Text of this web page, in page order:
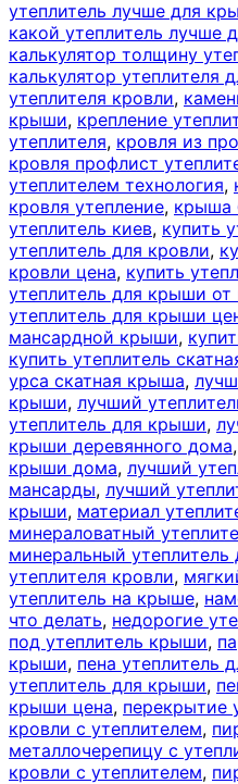
утеплитель лучше для
какой утеплитель лучше
калькулятор толщину
калькулятор утеплителя
утеплителя кровли,
крыши, крепление
утеплителя, кровля из
кровля профлист
утеплителем технология,
кровля утепление, крыша
утеплитель киев, купить
утеплитель для кровли,
кровли цена, купить
утеплитель для крыши от
утеплитель для крыши
мансардной крыши,
купить утеплитель
урса скатная крыша,
крыши, лучший
утеплитель для крыши,
крыши деревянного дома,
крыши дома, лучший
мансарды, лучший
крыши, материал
минераловатный
минеральный утеплитель
утеплителя кровли,
утеплитель на крыше,
что делать, недорогие
под утеплитель крыши,
крыши, пена утеплитель
утеплитель для крыши,
крыши цена, перекрытие
кровли с утеплителем,
металлочерепицу с
кровли с утеплителем,